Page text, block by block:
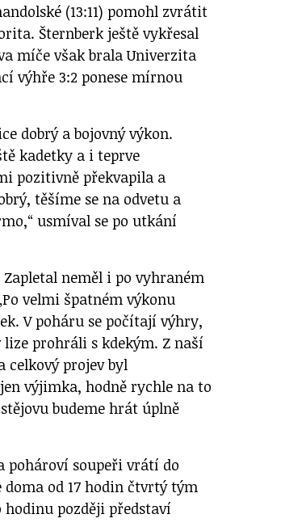
(13:11) pomohl zvrátit
Šternberk ještě vykřesal
míče však brala Univerzita
výhře 3:2 ponese mírnou
dobrý a bojovný výkon.
kadetky a i teprve
pozitivně překvapila a
těšíme se na odvetu a
usmíval se po utkání
neměl i po vyhraném
velmi špatném výkonu
V poháru se počítají výhry,
prohráli s kdekým. Z naší
celkový projev byl
výjimka, hodně rychle na to
budeme hrát úplně
pohároví soupeři vrátí do
doma od 17 hodin čtvrtý tým
hodinu později představí